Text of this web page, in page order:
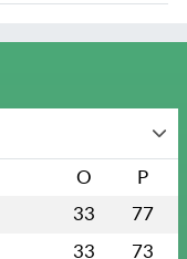
O P
33 77
33 73